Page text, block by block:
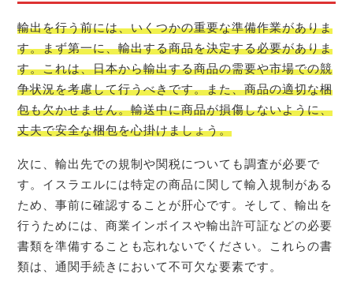
輸出を行う前には、いくつかの重要な準備作業がありま
す。まず第一に、輸出する商品を決定する必要がありま
す。これは、日本から輸出する商品の需要や市場での競
争状況を考慮して行うべきです。また、商品の適切な梱
包も欠かせません。輸送中に商品が損傷しないように、
丈夫で安全な梱包を心掛けましょう。
次に、輸出先での規制や関税についても調査が必要で
す。イスラエルには特定の商品に関して輸入規制がある
ため、事前に確認することが肝心です。そして、輸出を
行うためには、商業インボイスや輸出許可証などの必要
書類を準備することも忘れないでください。これらの書
類は、通関手続きにおいて不可欠な要素です。